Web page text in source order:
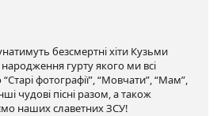
безсмертні хіти Кузьми
гурту якого ми всі
фотографії”, “Мовчати”, “Мам”,
чудові пісні разом, а також
наших славетних ЗСУ!